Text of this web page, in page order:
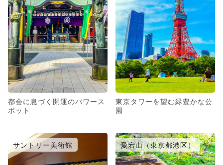
都会に息づく開運のパワース
ポット
東京タワーを望む緑豊かな公
園
サントリー美術館 愛宕山（東京都港区）